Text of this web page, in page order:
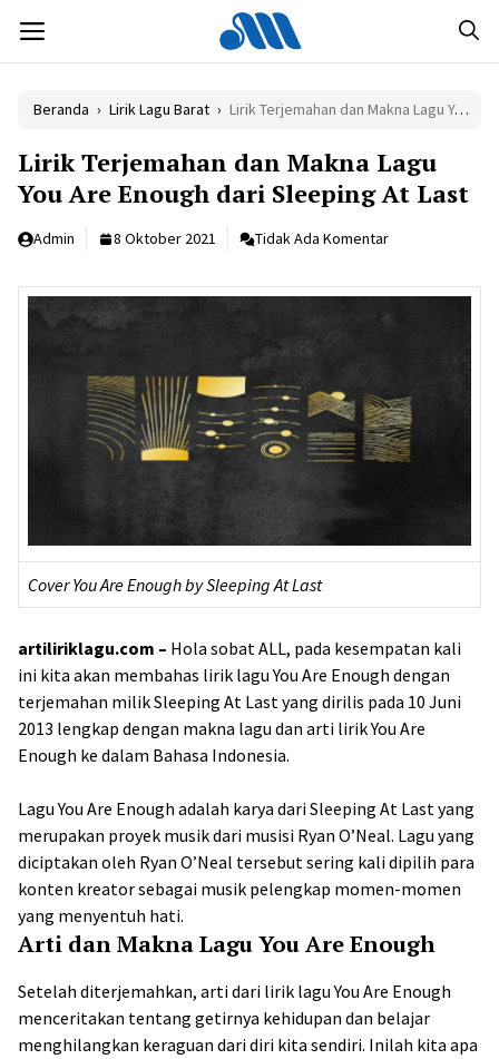
isi
MENU
Beranda › Lirik Lagu Barat › Lirik Terjemahan dan Makna Lagu You Are Enough dari Sleeping At Last
Lirik Terjemahan dan Makna Lagu
You Are Enough dari Sleeping At Last
Admin 8 Oktober 2021 Tidak Ada Komentar
Cover You Are Enough bySleeping At Last
artiliriklagu.com – Hola sobat ALL, pada kesempatan kali
ini kita akan membahas lirik lagu You Are Enough dengan
terjemahan milik Sleeping At Last yang dirilis pada 10 Juni
2013 lengkap dengan makna lagu dan arti lirik You Are
Enough ke dalam Bahasa Indonesia.
Lagu You Are Enough adalah karya dari Sleeping At Last yang
merupakan proyek musik dari musisi Ryan O’Neal. Lagu yang
diciptakan oleh Ryan O’Neal tersebut sering kali dipilih para
konten kreator sebagai musik pelengkap momen-momen
yang menyentuh hati.
Arti dan Makna Lagu You Are Enough
Setelah diterjemahkan, arti dari lirik lagu You Are Enough
menceritakan tentang getirnya kehidupan dan belajar
menghilangkan keraguan dari diri kita sendiri. Inilah kita apa